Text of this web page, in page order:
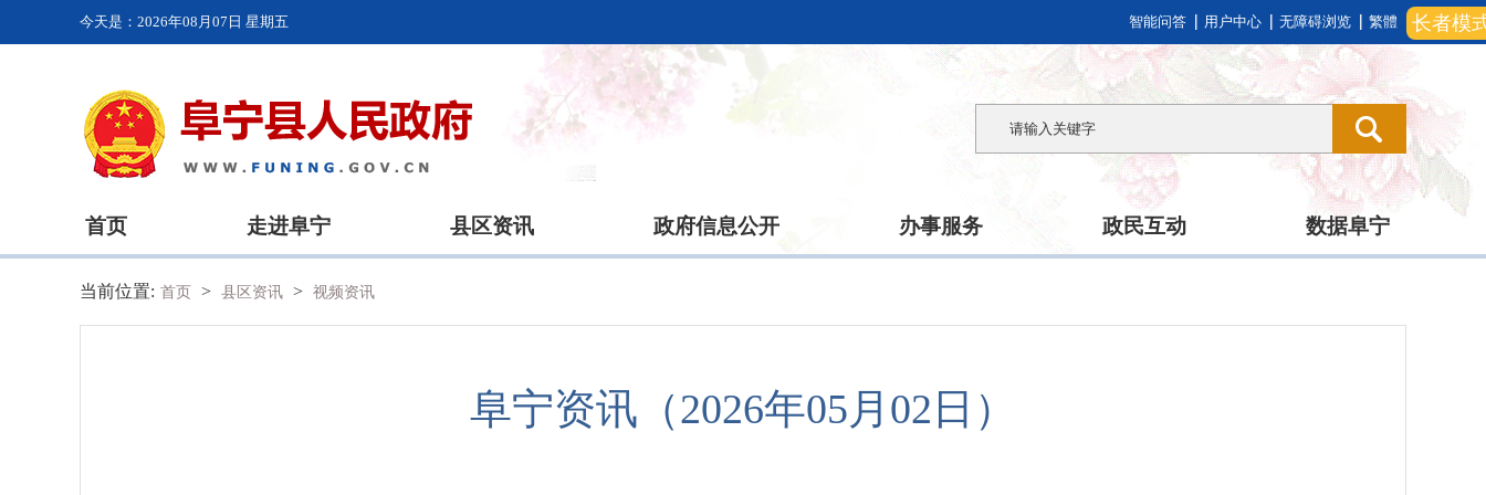
长者模
今天是： 2026年08月07日 星期五 智能问答 用户中心 无障碍浏览 繁體
首页 走进阜宁 县区资讯 政府信息公开 办事服务 政民互动 数据阜宁
当前位置: 首页 > 县区资讯 > 视频资讯
阜宁资讯（2026年05月02日）